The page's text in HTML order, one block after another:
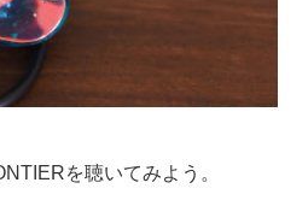
を聴いてみよう。